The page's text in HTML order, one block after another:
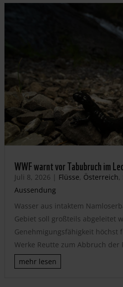
WWF warnt vor Tabubruch im
Juli 8, 2026 | Flüsse, Österreich,
Aussendung
Wasser aus intaktem
Gebiet soll großteils abgeleitet
Genehmigungsfähigkeit höchst
Werke Reutte zum Abbruch der
mehr lesen